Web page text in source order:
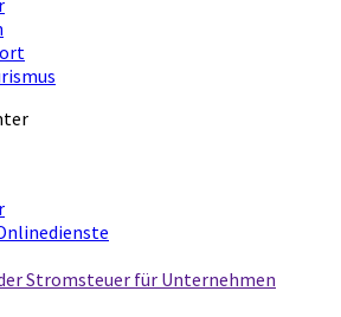
Stromsteuer für Unternehmen